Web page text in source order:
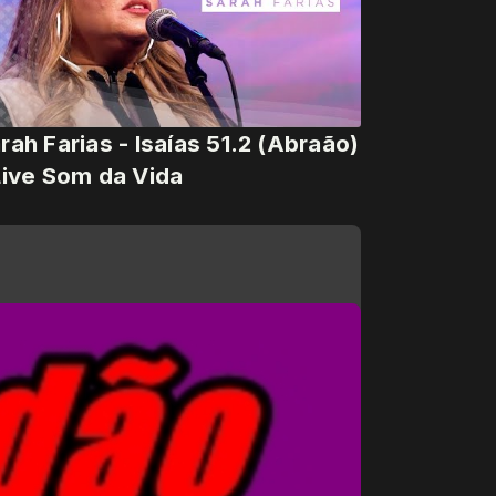
Farias - Isaías 51.2 (Abraão)
Som da Vida